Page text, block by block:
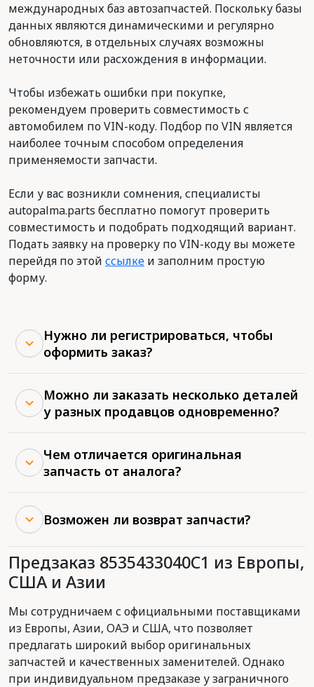
международных баз автозапчастей. Поскольку базы
данных являются динамическими и регулярно
обновляются, в отдельных случаях возможны
неточности или расхождения в информации.
Чтобы избежать ошибки при покупке,
рекомендуем проверить совместимость с
автомобилем по VIN-коду. Подбор по VIN является
наиболее точным способом определения
применяемости запчасти.
Если у вас возникли сомнения, специалисты
autopalma.parts бесплатно помогут проверить
совместимость и подобрать подходящий вариант.
Подать заявку на проверку по VIN-коду вы можете
перейдя по этой ссылке и заполним простую
форму.
Нужно ли регистрироваться, чтобы
оформить заказ?
Можно ли заказать несколько деталей
у разных продавцов одновременно?
Чем отличается оригинальная
запчасть от аналога?
Возможен ли возврат запчасти?
Предзаказ 8535433040C1 из Европы,
США и Азии
Мы сотрудничаем с официальными поставщиками
из Европы, Азии, ОАЭ и США, что позволяет
предлагать широкий выбор оригинальных
запчастей и качественных заменителей. Однако
при индивидуальном предзаказе у заграничного